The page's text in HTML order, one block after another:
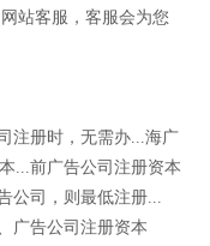
站客服，客服会为您
注册时，无需办...海广
...前广告公司注册资本
公司，则最低注册...
广告公司注册资本